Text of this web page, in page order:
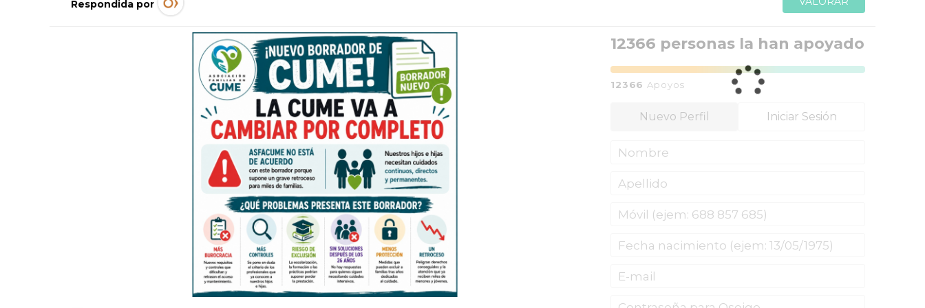
Respondida por
12366 personas la han apoyado
12366 Apoyos
Nuevo Perfil Iniciar Sesión